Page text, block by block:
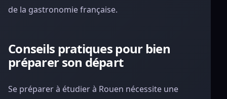
de la gastronomie française.
Conseils pratiques pour bien
préparer son départ
Se préparer à étudier à Rouen nécessite une